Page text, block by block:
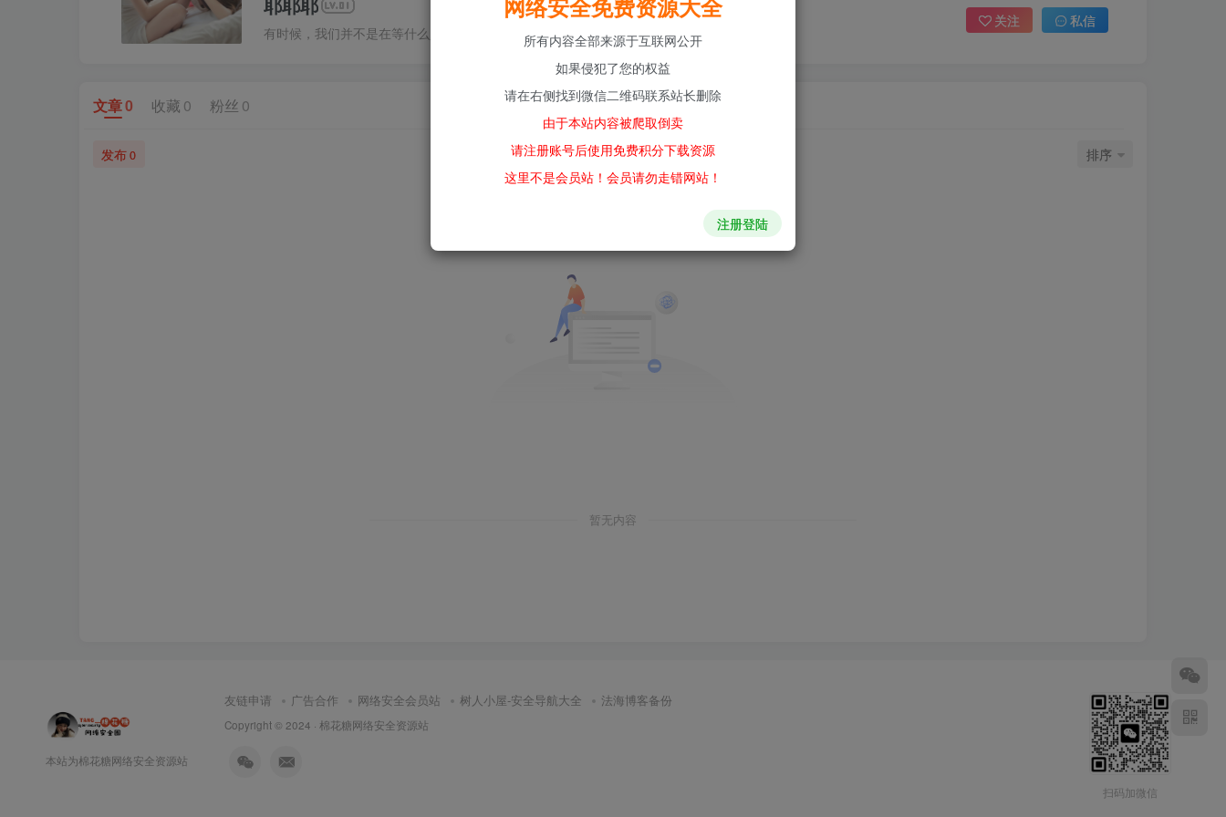
有时候，我们并不是在等什么人或什么事。我们只是在静待岁月改变自己
关注 私信
文章0 收藏 0 粉丝 0
发布0 排序
暂无内容
本站为棉花糖网络安全资源站
友链申请 广告合作 网络安全会员站 树人小屋-安全导航大全 法海博客备份
Copyright © 2024 · 棉花糖网络安全资源站
扫码加微信
所有内容全部来源于互联网公开
如果侵犯了您的权益
请在右侧找到微信二维码联系站长删除
由于本站内容被爬取倒卖
请注册账号后使用免费积分下载资源
这里不是会员站！会员请勿走错网站！
注册登陆